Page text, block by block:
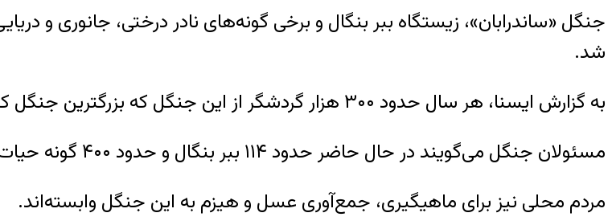
شد.
به گزارش ایسنا، هر سال حدود ۳۰۰ هزار گردشگر از این جنگل که بزرگترین جنگل کرنا (مانگرو) در جهان است، بازدید می‌کنند.
مسئولان جنگل می‌گویند در حال حاضر حدود ۱۱۴ ببر بنگال و حدود ۴۰۰ گونه حیات وحش در این جنگل زندگی می‌کنند.
مردم محلی نیز برای ماهیگیری، جمع‌آوری عسل و هیزم به این جنگل وابسته‌اند.